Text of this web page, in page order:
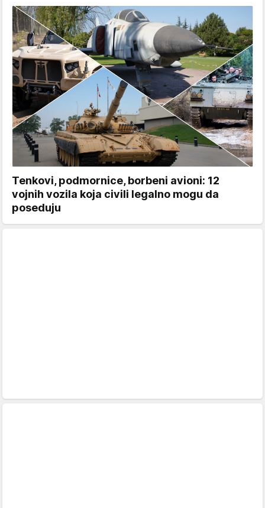
Tenkovi, podmornice, borbeni avioni: 12
vojnih vozila koja civili legalno mogu da
poseduju